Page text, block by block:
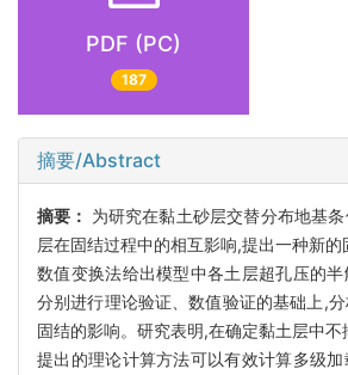
PDF (PC)
187
摘要/Abstract
摘要： 为研究在黏土砂层交替分布地基
层在固结过程中的相互影响,提出一种新
数值变换法给出模型中各土层超孔压的
分别进行理论验证、数值验证的基础上,
固结的影响。研究表明,在确定黏土层中
提出的理论计算方法可以有效计算多级